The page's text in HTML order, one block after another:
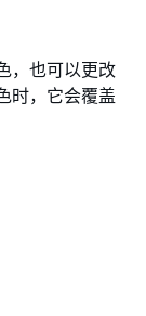
，也可以更改
时，它会覆盖